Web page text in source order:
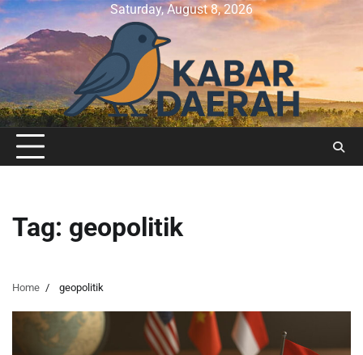
Skip
to
content
Saturday, August 8, 2026
Tag: geopolitik
Home geopolitik